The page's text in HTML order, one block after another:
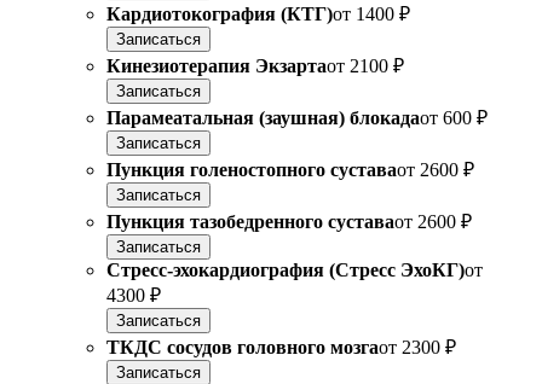
Кардиотокография (КТГ)от 1400 ₽
Записаться
Кинезиотерапия Экзартаот 2100 ₽
Записаться
Парамеатальная (заушная) блокадаот 600 ₽
Записаться
Пункция голеностопного суставаот 2600 ₽
Записаться
Пункция тазобедренного суставаот 2600 ₽
Записаться
Стресс-эхокардиография (Стресс ЭхоКГ)от
4300 ₽
Записаться
ТКДС сосудов головного мозгаот 2300 ₽
Записаться